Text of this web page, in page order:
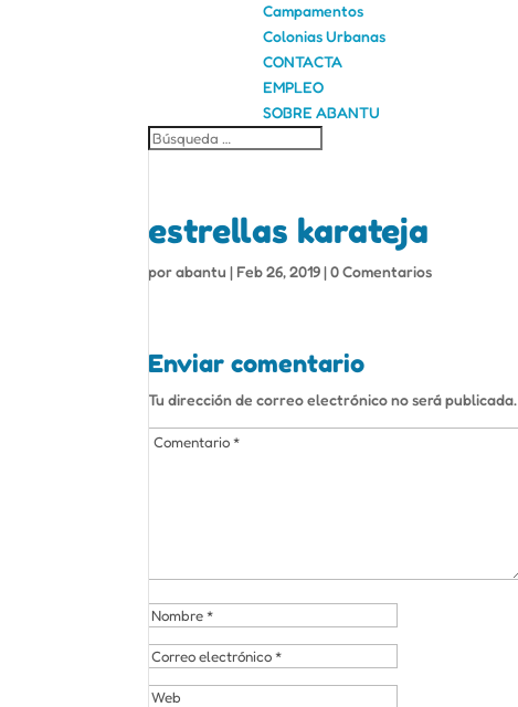
Campamentos
Colonias Urbanas
CONTACTA
EMPLEO
SOBRE ABANTU
estrellas karateja
porabantu | Feb 26, 2019|0 Comentarios
Enviar comentario
Tu dirección de correo electrónico no será publicada.